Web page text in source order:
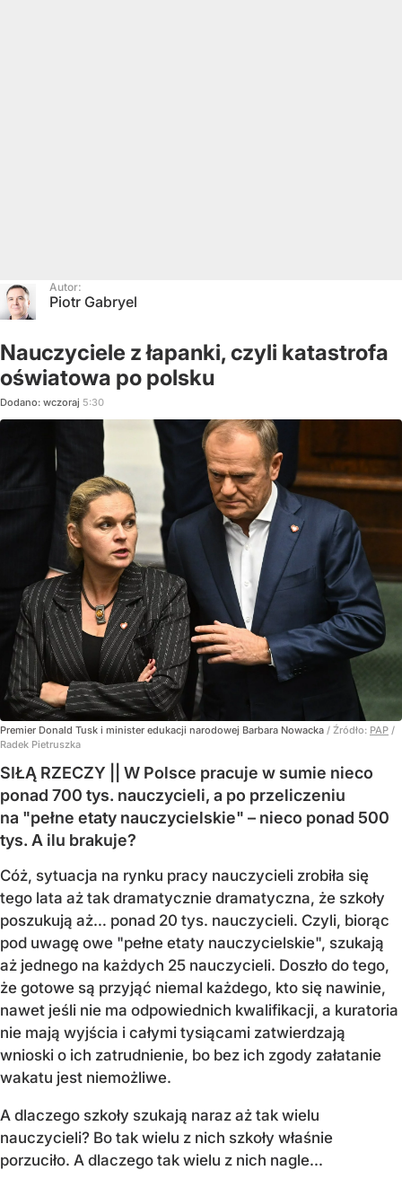
Autor:
Piotr Gabryel
Nauczyciele z łapanki, czyli katastrofa
oświatowa po polsku
Dodano: wczoraj 5:30
Premier Donald Tusk i minister edukacji narodowej Barbara Nowacka / Źródło: PAP /
Radek Pietruszka
SIŁĄ RZECZY || W Polsce pracuje w sumie nieco
ponad 700 tys. nauczycieli, a po przeliczeniu
na "pełne etaty nauczycielskie" – nieco ponad 500
tys. A ilu brakuje?
Cóż, sytuacja na rynku pracy nauczycieli zrobiła się
tego lata aż tak dramatycznie dramatyczna, że szkoły
poszukują aż… ponad 20 tys. nauczycieli. Czyli, biorąc
pod uwagę owe "pełne etaty nauczycielskie", szukają
aż jednego na każdych 25 nauczycieli. Doszło do tego,
że gotowe są przyjąć niemal każdego, kto się nawinie,
nawet jeśli nie ma odpowiednich kwalifikacji, a kuratoria
nie mają wyjścia i całymi tysiącami zatwierdzają
wnioski o ich zatrudnienie, bo bez ich zgody załatanie
wakatu jest niemożliwe.
A dlaczego szkoły szukają naraz aż tak wielu
nauczycieli? Bo tak wielu z nich szkoły właśnie
porzuciło. A dlaczego tak wielu z nich nagle...